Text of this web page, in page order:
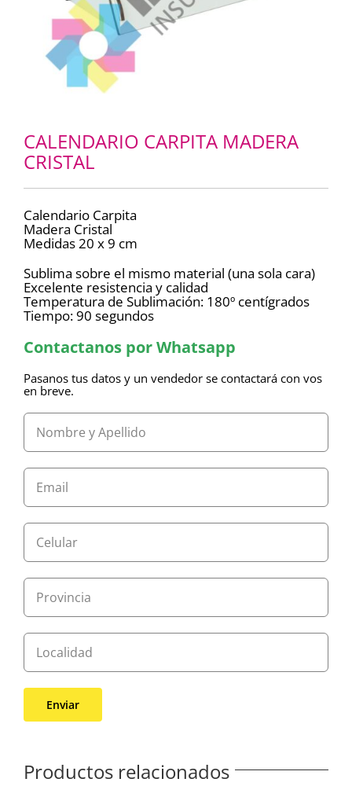
CALENDARIO CARPITA MADERA
CRISTAL
Calendario Carpita
Madera Cristal
Medidas 20 x 9 cm
Sublima sobre el mismo material (una sola cara)
Excelente resistencia y calidad
Temperatura de Sublimación: 180º centígrados
Tiempo: 90 segundos
Contactanos por Whatsapp
Pasanos tus datos y un vendedor se contactará con vos
en breve.
Productos relacionados